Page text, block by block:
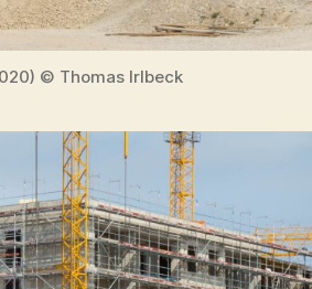
© Thomas Irlbeck